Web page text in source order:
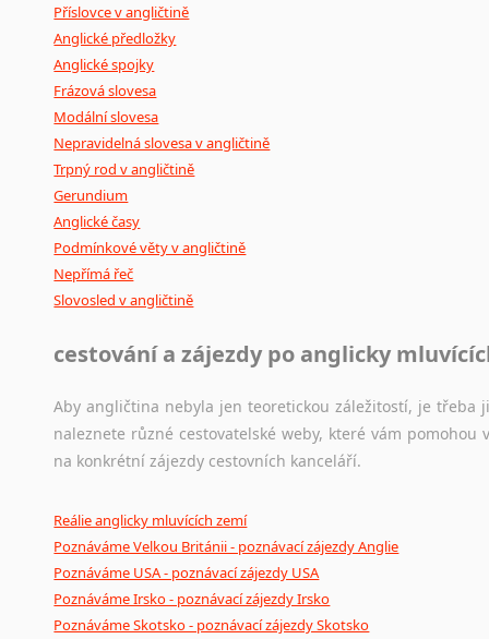
Příslovce v angličtině
Anglické předložky
Anglické spojky
Frázová slovesa
Modální slovesa
Nepravidelná slovesa v angličtině
Trpný rod v angličtině
Gerundium
Anglické časy
Podmínkové věty v angličtině
Nepřímá řeč
Slovosled v angličtině
cestování a zájezdy po anglicky
Aby angličtina nebyla jen teoretickou záležitostí, je
naleznete různé cestovatelské weby, které vám
na konkrétní zájezdy cestovních kanceláří.
Reálie anglicky mluvících zemí
Poznáváme Velkou Británii - poznávací zájezdy Anglie
Poznáváme USA - poznávací zájezdy USA
Poznáváme Irsko - poznávací zájezdy Irsko
Poznáváme Skotsko - poznávací zájezdy Skotsko